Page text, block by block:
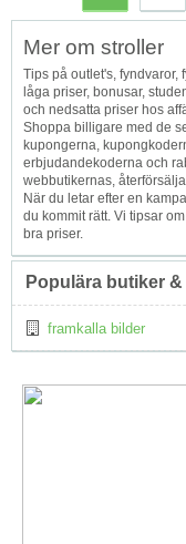
Mer om stroller
Tips på outlet's, fyndvaror,
låga priser, bonusar,
och nedsatta priser hos
Shoppa billigare med de
kupongerna,
erbjudandekoderna och
webbutikernas,
När du letar efter en
du kommit rätt. Vi tipsar
bra priser.
Populära butiker
framkalla bilder